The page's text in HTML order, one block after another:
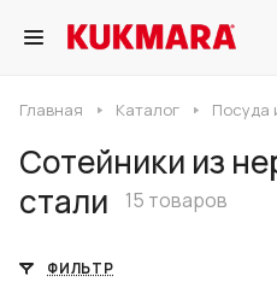
Главная Каталог Посуда
Сотейники из
стали
15 товаров
ФИЛЬТР